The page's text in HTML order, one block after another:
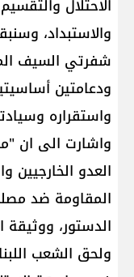
الاحتلال
والاستبداد،
شفرتي السيف
ودعامتين
واستقراره
واشارت الى ان
العدو الخارجيين
المقاومة ضد
الدستور، ووثيقة
ولحق الشعب